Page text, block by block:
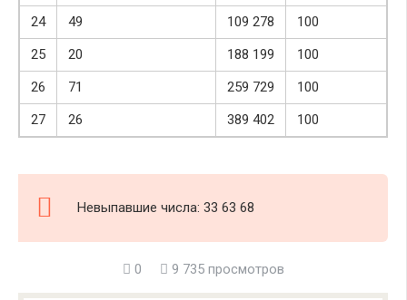
24
49 109 278
100
25
20 188 199
100
26
71 259 729
100
27
26 389 402 100
Невыпавшие числа: 33 63 68
0 9 735 просмотров